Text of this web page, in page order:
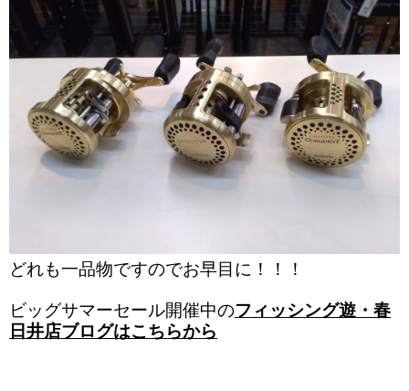
どれも一品物ですのでお早目に！！！
ビッグサマーセール開催中のフィッシング遊・春
日井店ブログはこちらから